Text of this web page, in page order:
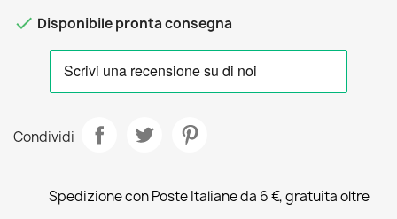
 Disponibile pronta consegna
Condividi
Spedizione con Poste Italiane da 6 €, gratuita oltre